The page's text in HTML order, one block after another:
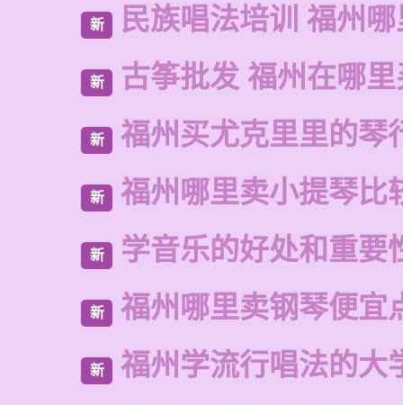
新 民族唱法培训 福州
新 古筝批发 福州在哪
新 福州买尤克里里的琴
新 福州哪里卖小提琴比
新 学音乐的好处和重要
新 福州哪里卖钢琴便宜
新 福州学流行唱法的大